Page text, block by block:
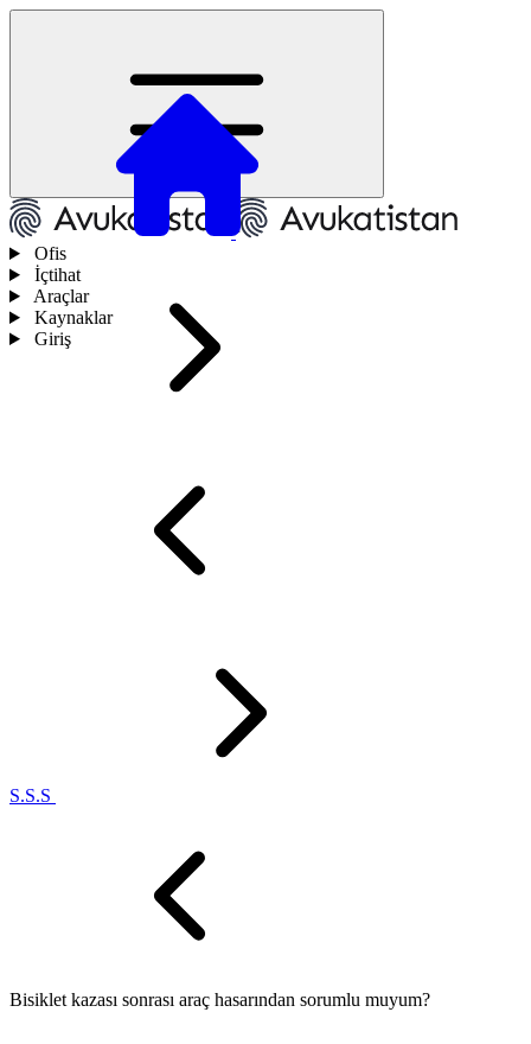
Ofis
İçtihat
Araçlar
Kaynaklar
Giriş
S.S.S
Bisiklet kazası sonrası araç hasarından sorumlu muyum?